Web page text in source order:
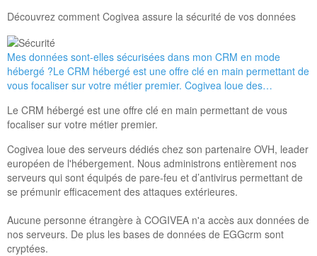
Découvrez comment Cogivea assure la sécurité de vos données
Mes données sont-elles sécurisées dans mon CRM en mode
hébergé ?Le CRM hébergé est une offre clé en main permettant de
vous focaliser sur votre métier premier. Cogivea loue des…
Le CRM hébergé est une offre clé en main permettant de vous
focaliser sur votre métier premier.
Cogivea loue des serveurs dédiés chez son partenaire OVH, leader
européen de l'hébergement. Nous administrons entièrement nos
serveurs qui sont équipés de pare-feu et d’antivirus permettant de
se prémunir efficacement des attaques extérieures.
Aucune personne étrangère à COGIVEA n'a accès aux données de
nos serveurs. De plus les bases de données de EGGcrm sont
cryptées.